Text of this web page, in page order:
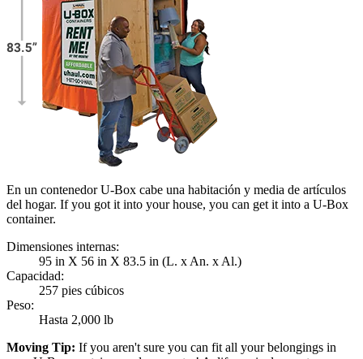
En un contenedor U-Box cabe una habitación y media de artículos
del hogar. If you got it into your house, you can get it into a U-Box
container.
Dimensiones internas:
95 in X 56 in X 83.5 in (L. x An. x Al.)
Capacidad:
257 pies cúbicos
Peso:
Hasta 2,000 lb
Moving Tip: If you aren't sure you can fit all your belongings in